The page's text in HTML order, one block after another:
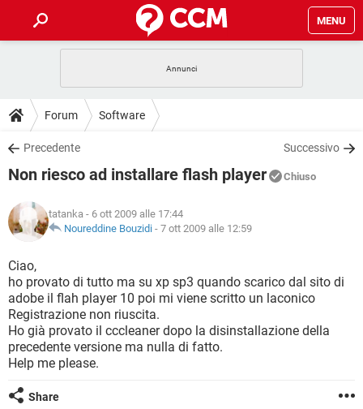
MENU
INTRATTENIMENTO
iOS
INSTAGRAM WHATSAPP
TIKTOK
HARDWARE
GUIDE
COVID-19
INSTAGRAM
HARDWARE
DOWNLOAD
COVID-19 GAMING
INTRATTENIMENTO
iOS WINDOWS 10
INSTAGRAM
TIKTOK FACEBOOK
HARDWARE
COVID-19
iOS
INSTAGRAM WHATSAPP
TIKTOK FACEBOOK
HARDWARE
GLOSSARIO
COVID-19
INTRATTENIMENTO ANDROID
iOS
INSTAGRAM WHATSAPP
TIKTOK
HARDWARE
Forum Software
Precedente Successivo
Non riesco ad installare flash player Chiuso
tatanka - 6 ott 2009 alle 17:44
Noureddine Bouzidi - 7 ott 2009 alle 12:59
Ciao,
ho provato di tutto ma su xp sp3 quando scarico dal sito di
adobe il flah player 10 poi mi viene scritto un laconico
Registrazione non riuscita.
Ho già provato il cccleaner dopo la disinstallazione della
precedente versione ma nulla di fatto.
Help me please.
Share